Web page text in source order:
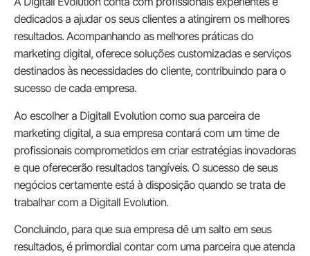
dedicados a ajudar os seus clientes a atingirem os melhores
resultados. Acompanhando as melhores práticas do
marketing digital, oferece soluções customizadas e serviços
destinados às necessidades do cliente, contribuindo para o
sucesso de cada empresa.
Ao escolher a Digitall Evolution como sua parceira de
marketing digital, a sua empresa contará com um time de
profissionais comprometidos em criar estratégias inovadoras
e que oferecerão resultados tangíveis. O sucesso de seus
negócios certamente está à disposição quando se trata de
trabalhar com a Digitall Evolution.
Concluindo, para que sua empresa dê um salto em seus
resultados, é primordial contar com uma parceira que atenda